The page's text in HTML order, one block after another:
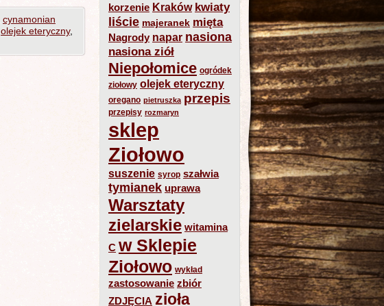
cynamonian
olejek eteryczny,
korzenie Kraków kwiaty
liście majeranek mięta
Nagrody napar nasiona
nasiona ziół
Niepołomice ogródek
ziołowy olejek eteryczny
oregano pietruszka przepis
przepisy rozmaryn
sklep
Ziołowo
suszenie syrop szałwia
tymianek uprawa
Warsztaty
zielarskie witamina
C w Sklepie
Ziołowo wykład
zastosowanie zbiór
ZDJĘCIA zioła